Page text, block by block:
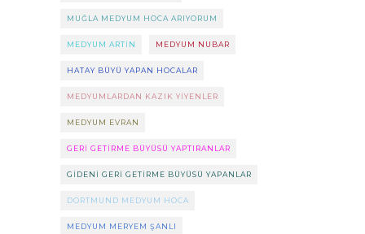
MUĞLA MEDYUM HOCA ARIYORUM
MEDYUM ARTIN MEDYUM NUBAR
HATAY BÜYÜ YAPAN HOCALAR
MEDYUMLARDAN KAZIK YIYENLER
MEDYUM EVRAN
GERI GETIRME BÜYÜSÜ YAPTIRANLAR
GIDENI GERI GETIRME BÜYÜSÜ YAPANLAR
DORTMUND MEDYUM HOCA
MEDYUM MERYEM ŞANLI